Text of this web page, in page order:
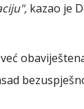
kazao je